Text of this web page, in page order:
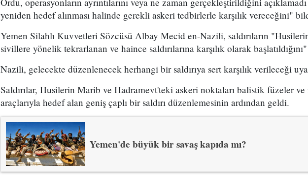
yeniden hedef alınması halinde gerekli askeri tedbirlerle karşılık vereceğini"
Yemen Silahlı Kuvvetleri Sözcüsü Albay Mecid en-Nazili, saldırıların
sivillere yönelik tekrarlanan ve haince saldırılarına karşılık olarak
Nazili, gelecekte düzenlenecek herhangi bir saldırıya sert karşılık verileceği
Saldırılar, Husilerin Marib ve Hadramevt'teki askeri noktaları balistik füzeler ve
araçlarıyla hedef alan geniş çaplı bir saldırı düzenlemesinin ardından geldi.
Yemen'de büyük bir savaş kapıda mı?